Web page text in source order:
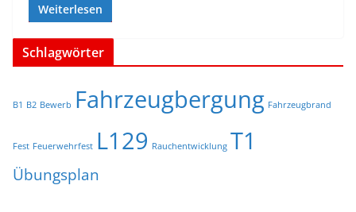
Weiterlesen
Schlagwörter
B1 B2 Bewerb Fahrzeugbergung Fahrzeugbrand
Fest Feuerwehrfest L129 Rauchentwicklung T1
Übungsplan